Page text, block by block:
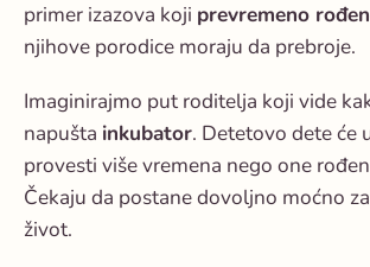
primer izazova koji prevremeno
njihove porodice moraju da prebroje.
Imaginirajmo put roditelja koji vide
napušta inkubator. Detetovo dete će
provesti više vremena nego one
Čekaju da postane dovoljno moćno
život.